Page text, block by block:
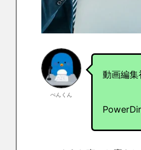
ぺんくん
動画編集